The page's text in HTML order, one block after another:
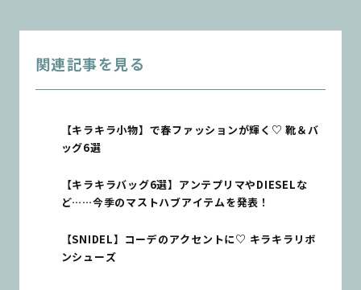
関連記事を見る
【キラキラ小物】で春ファッションが輝く♡ 靴＆バ
ッグ6選
【キラキラバッグ6選】アンテプリマやDIESELな
ど……今季のマストハブアイテムを発表！
【SNIDEL】コーデのアクセントに♡ キラキラリボ
ンシューズ